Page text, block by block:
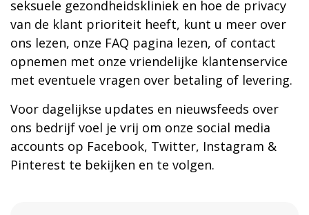
seksuele gezondheidskliniek en hoe de privacy
van de klant prioriteit heeft, kunt u meer over
ons lezen, onze FAQ pagina lezen, of contact
opnemen met onze vriendelijke klantenservice
met eventuele vragen over betaling of levering.
Voor dagelijkse updates en nieuwsfeeds over
ons bedrijf voel je vrij om onze social media
accounts op Facebook, Twitter, Instagram &
Pinterest te bekijken en te volgen.